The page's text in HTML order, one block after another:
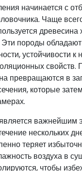
начинается с
Чаще
породы
устойчивости к
свойств.
превращаются в
которые
важнейшим
нескольких
теряет
воздуха в
чтобы